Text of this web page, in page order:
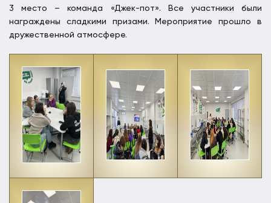
3 место – команда «Джек-пот». Все участники были
награждены сладкими призами. Мероприятие прошло в
дружественной атмосфере.